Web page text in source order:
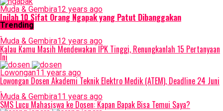
Muda & Gembira12 years ago
Inilah 10 Sifat Orang Ngapak yang Patut Dibanggakan
Trending
Muda & Gembira12 years ago
Kalau Kamu Masih Mendewakan IPK Tinggi, Renungkanlah 15 Pertanyaan
Ini
Lowongan11 years ago
Lowongan Dosen Akademi Teknik Elektro Medik (ATEM), Deadline 24 Juni
Muda & Gembira11 years ago
SMS Lucu Mahasiswa ke Dosen: Kapan Bapak Bisa Temui Saya?